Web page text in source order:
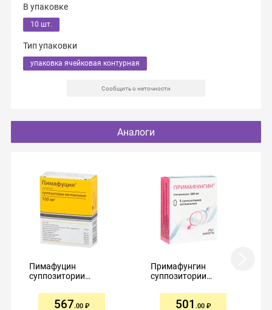
В упаковке
10 шт.
Тип упаковки
упаковка ячейковая контурная
Сообщить о неточности
Аналоги
Пимафуцин
суппозитории
№6
567.00
Примафунгин
суппозитории
№6
501 .00